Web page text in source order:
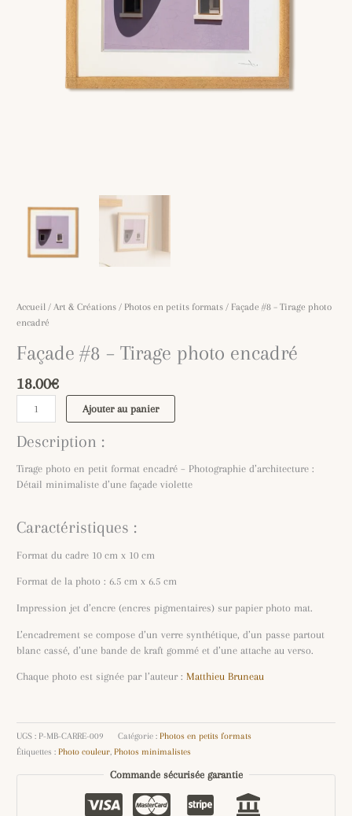
Accueil /Art & Créations / Photos en petits formats / Façade #8 – Tirage photo
encadré
Façade #8 – Tirage photo encadré
18.00€
Ajouter au panier
Description :
Tirage photo en petit format encadré – Photographie d’architecture :
Détail minimaliste d’une façade violette
Caractéristiques :
Format du cadre 10 cm x 10 cm
Format de la photo : 6.5 cm x 6.5 cm
Impression jet d’encre (encres pigmentaires) sur papier photo mat.
L’encadrement se compose d’un verre synthétique, d’un passe partout
blanc cassé, d’une bande de kraft gommé et d’une attache au verso.
Chaque photo est signée par l’auteur :Matthieu Bruneau
UGS : P-MB-CARRE-009 Catégorie :Photos en petits formats
Étiquettes :Photo couleur ,Photos minimalistes
Commande sécurisée garantie